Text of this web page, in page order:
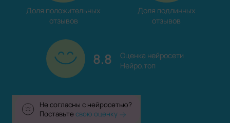
Доля положительных
отзывов
Доля подлинных
отзывов
8.8
Оценка нейросети
Нейро.топ
Не согласны с нейросетью?
Поставьтесвою оценку